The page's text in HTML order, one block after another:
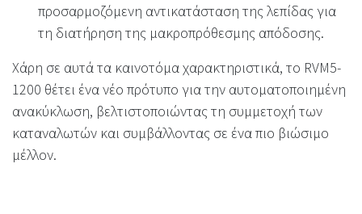
προσαρμοζόμενη αντικατάσταση της λεπίδας για
τη διατήρηση της μακροπρόθεσμης απόδοσης.
Χάρη σε αυτά τα καινοτόμα χαρακτηριστικά, το RVM5-
1200 θέτει ένα νέο πρότυπο για την αυτοματοποιημένη
ανακύκλωση, βελτιστοποιώντας τη συμμετοχή των
καταναλωτών και συμβάλλοντας σε ένα πιο βιώσιμο
μέλλον.